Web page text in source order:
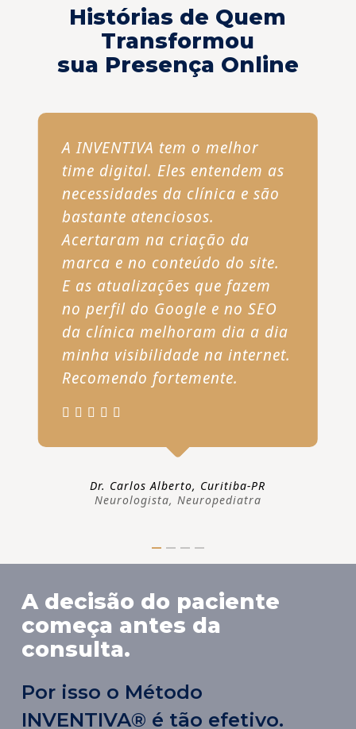
Histórias de Quem
Transformou
sua Presença Online
A INVENTIVA tem o melhor
time digital. Eles entendem as
necessidades da clínica e são
bastante atenciosos.
Acertaram na criação da
marca e no conteúdo do site.
E as atualizações que fazem
no perfil do Google e no SEO
da clínica melhoram dia a dia
minha visibilidade na internet.
Recomendo fortemente.
Dr. Carlos Alberto, Curitiba-PR
Neurologista, Neuropediatra
A decisão do paciente
começa antes da
consulta.
Por isso o Método
INVENTIVA® é tão efetivo.